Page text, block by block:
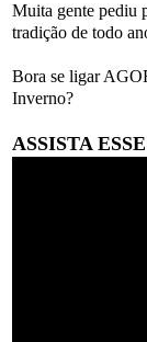
Muita gente pediu
tradição de todo
Bora se ligar
Inverno?
ASSISTA